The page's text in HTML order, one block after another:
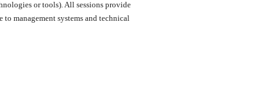
or tools). All sessions provide
management systems and technical